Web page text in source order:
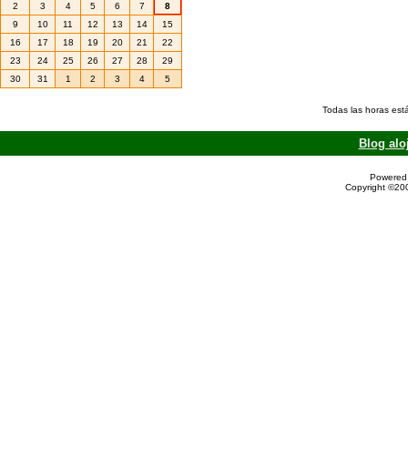
2
3 4 5 6 7
8
9
10 11 12 13 14
15
16
17 18 19 20 21
22
23
24 25 26 27 28
29
30
31 1 2 3 4 5
Todas las horas
Blog
Copyright